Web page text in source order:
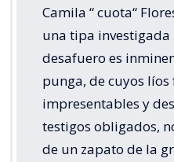
Camila “ cuota“
una tipa investigada
desafuero es
punga, de cuyos
impresentables y
testigos obligados,
de un zapato de la